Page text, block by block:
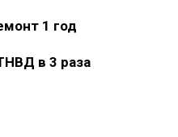
1 год
в 3 раза